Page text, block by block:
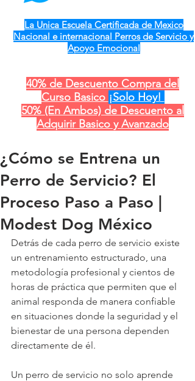
La Unica Escuela Certificada de Mexico
Nacional e internacional Perros de Servicio y
Apoyo Emocional
40% de Descuento Compra del
Curso Basico ¡Solo Hoy!
50% (En Ambos) de Descuento al
Adquirir Basico y Avanzado
¿Cómo se Entrena un
Perro de Servicio? El
Proceso Paso a Paso |
Modest Dog México
Detrás de cada perro de servicio existe
un entrenamiento estructurado, una
metodología profesional y cientos de
horas de práctica que permiten que el
animal responda de manera confiable
en situaciones donde la seguridad y el
bienestar de una persona dependen
directamente de él.
Un perro de servicio no solo aprende